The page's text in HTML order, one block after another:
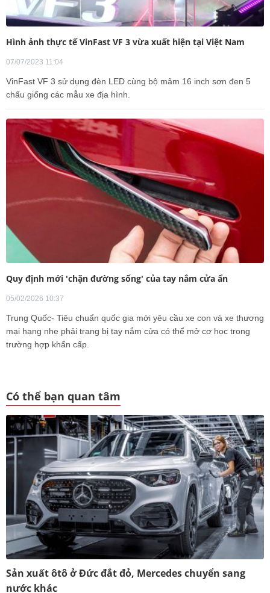
Hình ảnh thực tế VinFast VF 3 vừa xuất hiện tại Việt Nam
07/07/2023 11:04
VinFast VF 3 sử dụng đèn LED cùng bộ mâm 16 inch sơn đen 5
chấu giống các mẫu xe địa hình.
Quy định mới 'chặn đường sống' của tay nắm cửa ẩn
05/02/2026 10:37
Trung Quốc- Tiêu chuẩn quốc gia mới yêu cầu xe con và xe thương
mại hạng nhẹ phải trang bị tay nắm cửa có thể mở cơ học trong
trường hợp khẩn cấp.
Có thể bạn quan tâm
Sản xuất ôtô ở Đức đắt đỏ, Mercedes chuyển sang
nước khác